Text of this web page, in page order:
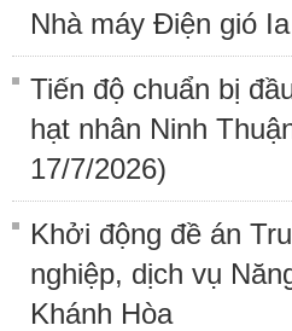
Nhà máy Điện gió
Tiến độ chuẩn bị
hạt nhân Ninh
17/7/2026)
Khởi động đề án
nghiệp, dịch vụ
Khánh Hòa